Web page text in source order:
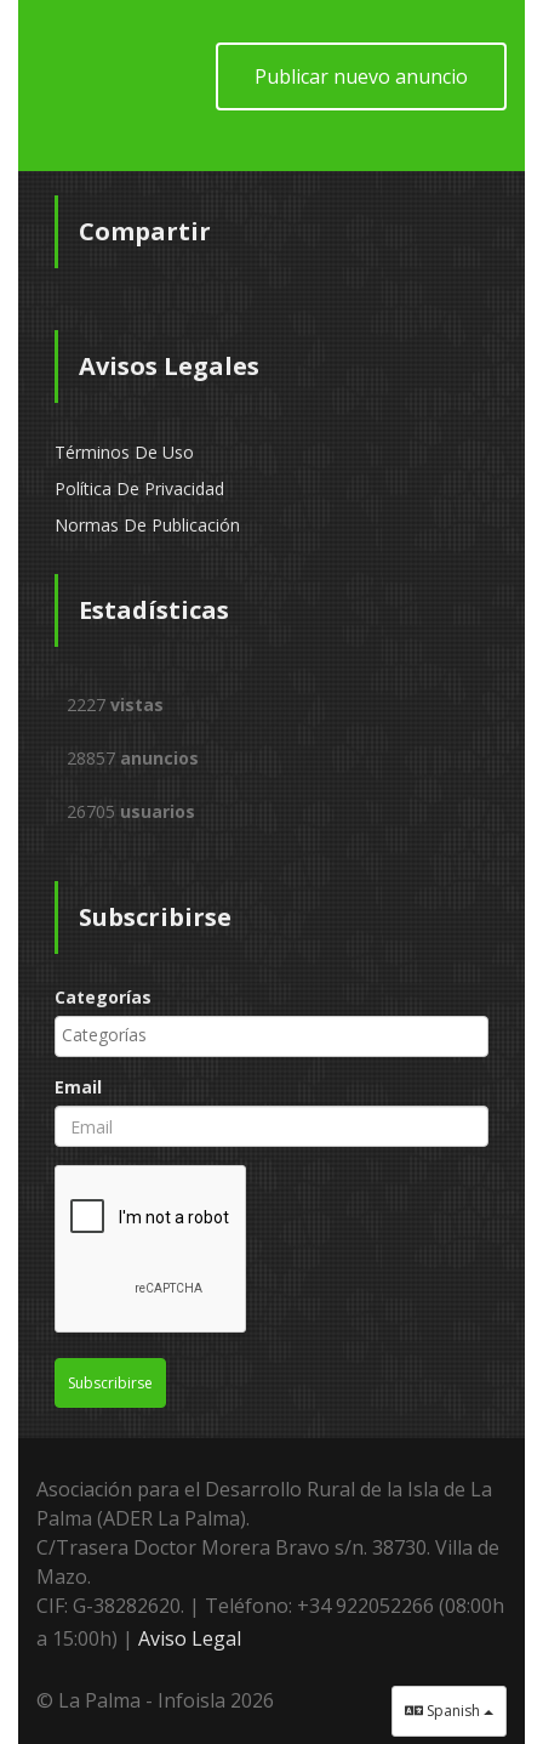
Publicar nuevo anuncio
Compartir
Avisos Legales
Términos De Uso
Política De Privacidad
Normas De Publicación
Estadísticas
2227 vistas
28857 anuncios
26705 usuarios
Subscribirse
Categorías
Email
Subscribirse
Asociación para el Desarrollo Rural de la Isla de La
Palma (ADER La Palma).
C/Trasera Doctor Morera Bravo s/n. 38730. Villa de
Mazo.
CIF: G-38282620. | Teléfono: +34 922052266 (08:00h
a 15:00h) | Aviso Legal
Spanish
© La Palma - Infoisla 2026